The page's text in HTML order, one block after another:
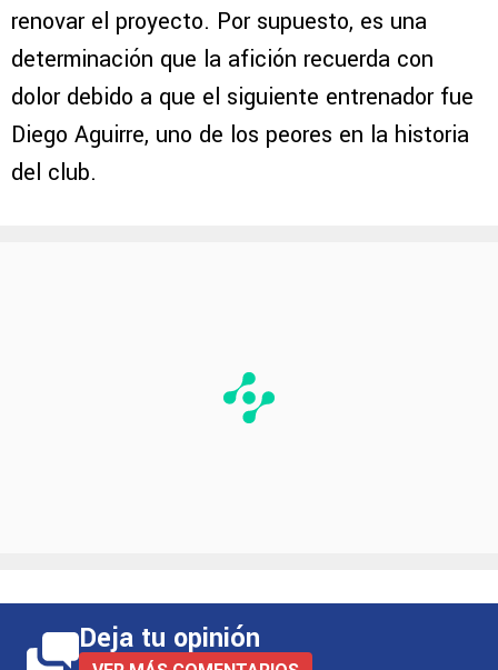
renovar el proyecto. Por supuesto, es una
determinación que la afición recuerda con
dolor debido a que el siguiente entrenador fue
Diego Aguirre, uno de los peores en la historia
del club.
Deja tu opinión